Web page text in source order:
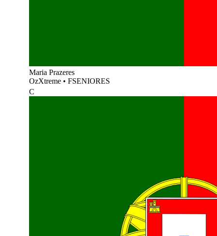
Maria Prazeres
OzXtreme • FSENIORES
C